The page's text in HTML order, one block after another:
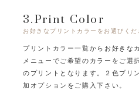
3.Print Color
お好きなプリントカラーをお選びくだ
プリントカラー一覧からお好きな
メニューでご希望のカラーをご選
のプリントとなります。
２色プリ
加オプションをご購入下さい。